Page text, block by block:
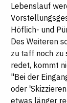
Lebenslauf
Höflich- und
Des Weiteren
zu taff noch zu
redet, kommt
"Bei der
oder
etwas länger